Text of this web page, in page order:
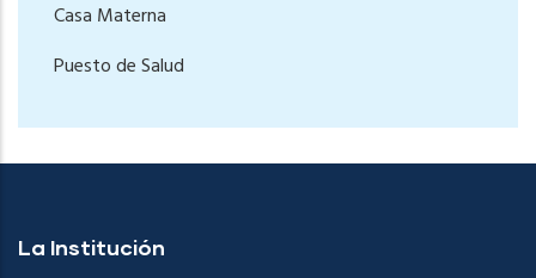
Casa Materna
Puesto de Salud
La Institución